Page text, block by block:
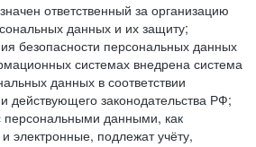
ответственный за организацию
данных и их защиту;
безопасности персональных данных
системах внедрена система
данных в соответствии
действующего законодательства РФ;
персональными данными, как
электронные, подлежат учёту,